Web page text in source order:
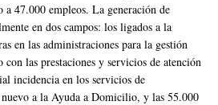
47.000 empleos. La generación de
en dos campos: los ligados a la
en las administraciones para la gestión
las prestaciones y servicios de atención
incidencia en los servicios de
a la Ayuda a Domicilio, y las 55.000